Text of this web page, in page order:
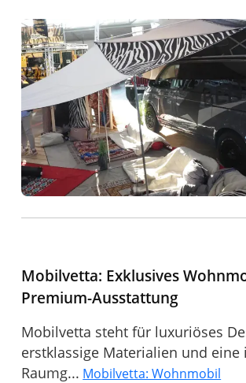
Mobilvetta: Exklusives
Premium-Ausstattung
Mobilvetta steht für luxuriöses
erstklassige Materialien und eine
Raumg... Mobilvetta: Wohnmobil